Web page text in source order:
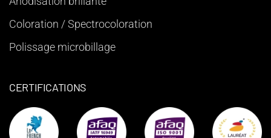
Coloration / Spectrocoloration
Polissage microbillage
CERTIFICATIONS